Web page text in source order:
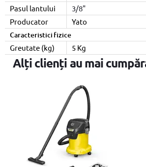
Pasul lantului
3/8"
Producator
Yato
Caracteristici fizice
Greutate (kg)
5 Kg
Alți clienți au mai